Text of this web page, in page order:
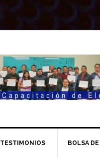
TESTIMONIOS BOLSA